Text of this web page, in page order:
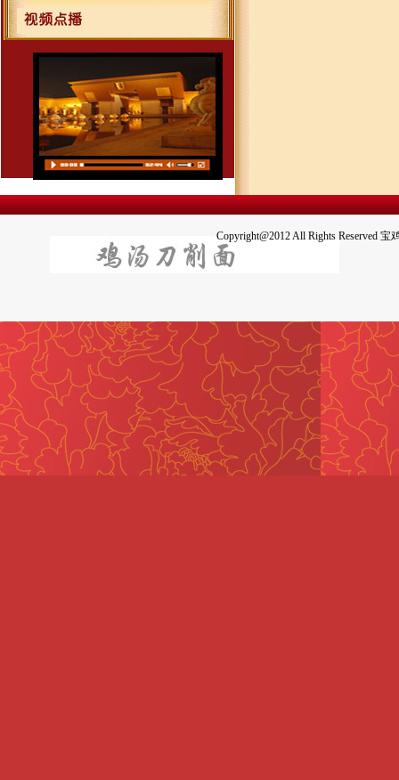
Copyright@2012 All Rights Reserved